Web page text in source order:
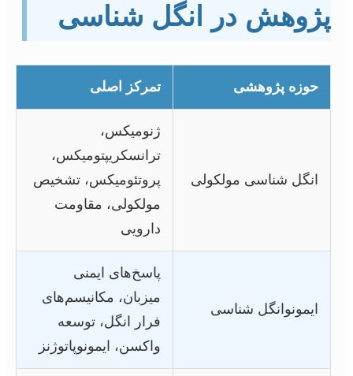
در انگل شناسی
حوزه پژوهشی تمرکز اصلی
انگل شناسی مولکولی
ژنومیکس،
ترانسکریپتومیکس،
پروتئومیکس، تشخیص
مولکولی، مقاومت
دارویی
ایمونوانگل شناسی
پاسخ‌های ایمنی
میزبان، مکانیسم‌های
فرار انگل، توسعه
واکسن، ایمونوپاتوژنز